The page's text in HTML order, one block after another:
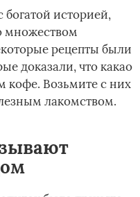
историей,
множеством
рецепты были
доказали, что какао
кофе. Возьмите с них
лакомством.